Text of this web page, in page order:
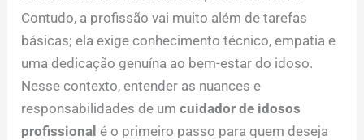
Contudo, a profissão vai muito além de tarefas
básicas; ela exige conhecimento técnico, empatia e
uma dedicação genuína ao bem-estar do idoso.
Nesse contexto, entender as nuances e
responsabilidades de umcuidador de idosos
profissional é o primeiro passo para quem deseja